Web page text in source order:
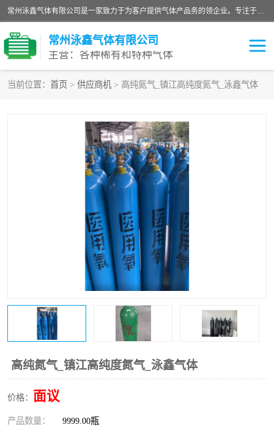
常州泳鑫气体有限公司是一家致力于为客户提供气体产品务的领企业。专注于环氧乙烷剂、环氧乙烷、高纯气体以及稀有和特种气体的研发、生产、销售和配送，产品广泛应用于医疗、电子、科研、化工、食品等多个领域。主要产品有：环氧乙烷灭菌剂，环氧乙烷，高纯氩，氮，氪，氙，氖，氘，笑，氦，氢，氧等各种稀有和特种气体。
常州泳鑫气体有限公司
主营：各种稀有和特种气体
当前位置： 首页 > 供应商机 > 高纯氮气_镇江高纯度氮气_泳鑫气体
高纯氮气_镇江高纯度氮气_泳鑫气体
价格： 面议
产品数量： 9999.00瓶
环氧乙烷灭菌剂 高纯氩气